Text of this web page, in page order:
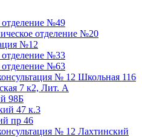
№49
отделение №20
№12
№33
№63
№ 12 Школьная 116
7 к2, Лит. А
98Б
47 к.3
пр 46
№ 12 Лахтинский